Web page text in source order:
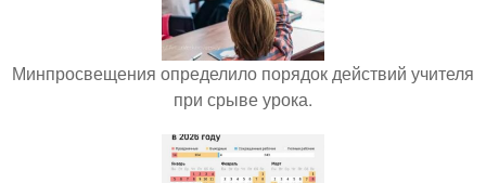
Минпросвещения определило порядок действий учителя
при срыве урока.